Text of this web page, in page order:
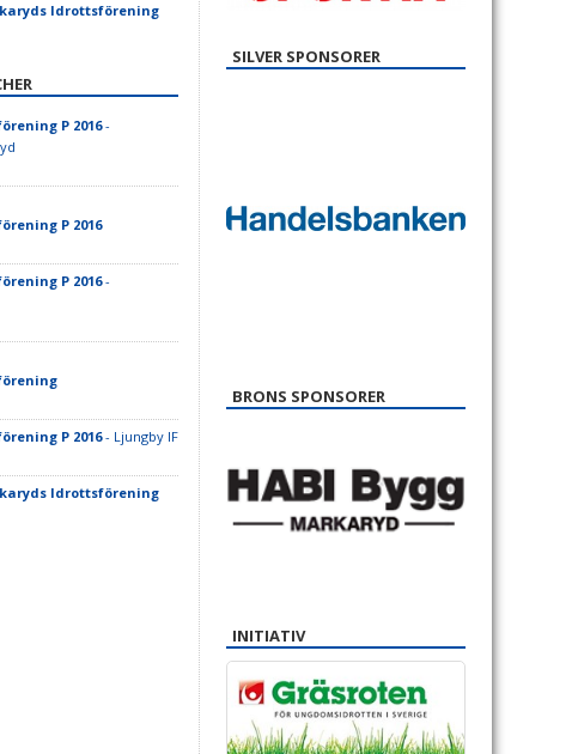
Idrottsförening
P 2016-
P 2016
P 2016-
P 2016- Ljungby IF
Idrottsförening
SILVER SPONSORER
BRONS SPONSORER
INITIATIV